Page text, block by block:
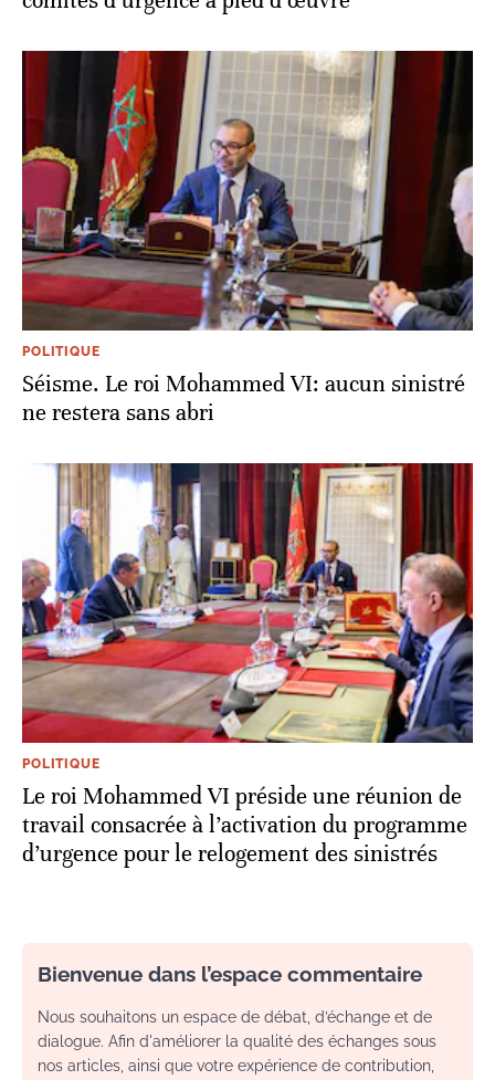
POLITIQUE
Séisme. Le roi Mohammed VI: aucun sinistré
ne restera sans abri
POLITIQUE
Le roi Mohammed VI préside une réunion de
travail consacrée à l’activation du programme
d’urgence pour le relogement des sinistrés
Bienvenue dans l’espace commentaire
Nous souhaitons un espace de débat, d’échange et de
dialogue. Afin d'améliorer la qualité des échanges sous
nos articles, ainsi que votre expérience de contribution,